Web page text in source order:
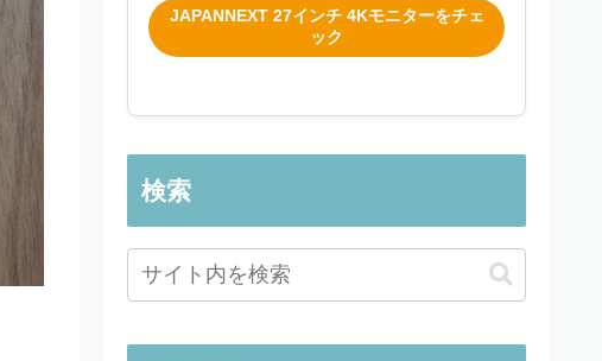
JAPANNEXT 27インチ 4Kモニターをチェ
ック
検索